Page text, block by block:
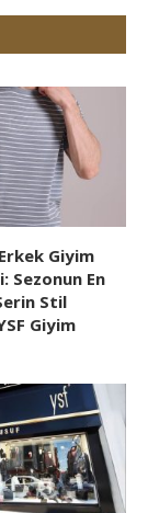
Giyim
Sezonun En
Stil
Giyim